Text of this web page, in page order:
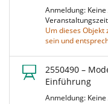
Anmeldung:
Um dieses Objekt
sein und
2550490 –
Einführung
Anmeldung: